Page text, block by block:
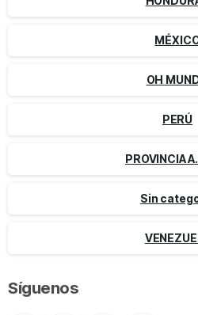
OH
PERÚ
PROVINCIA
Sin
Síguenos